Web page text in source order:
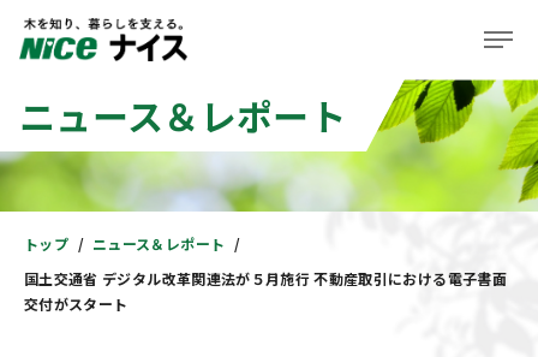
企業情報
事業紹介
サステナビリティ
ニュース＆レポート
トップ
ニュース＆レポート
国土交通省 デジタル改革関連法が５月施行 不動産取引における電子書面
交付がスタート